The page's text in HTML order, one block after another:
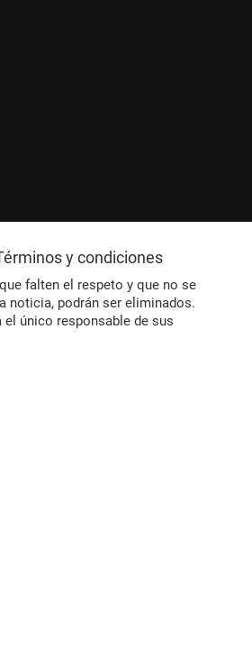
y condiciones
falten el respeto y que no se
noticia, podrán ser eliminados.
el único responsable de sus